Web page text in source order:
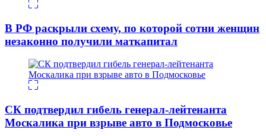
В РФ раскрыли схему, по которой сотни женщин
незаконно получили маткапитал
СК подтвердил гибель генерал-лейтенанта
Москалика при взрыве авто в Подмосковье